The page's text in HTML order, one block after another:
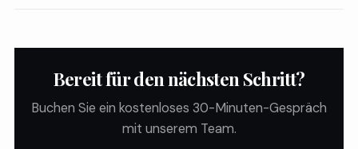
Bereit für den nächsten Schritt?
Buchen Sie ein kostenloses 30-Minuten-Gespräch
mit unserem Team.